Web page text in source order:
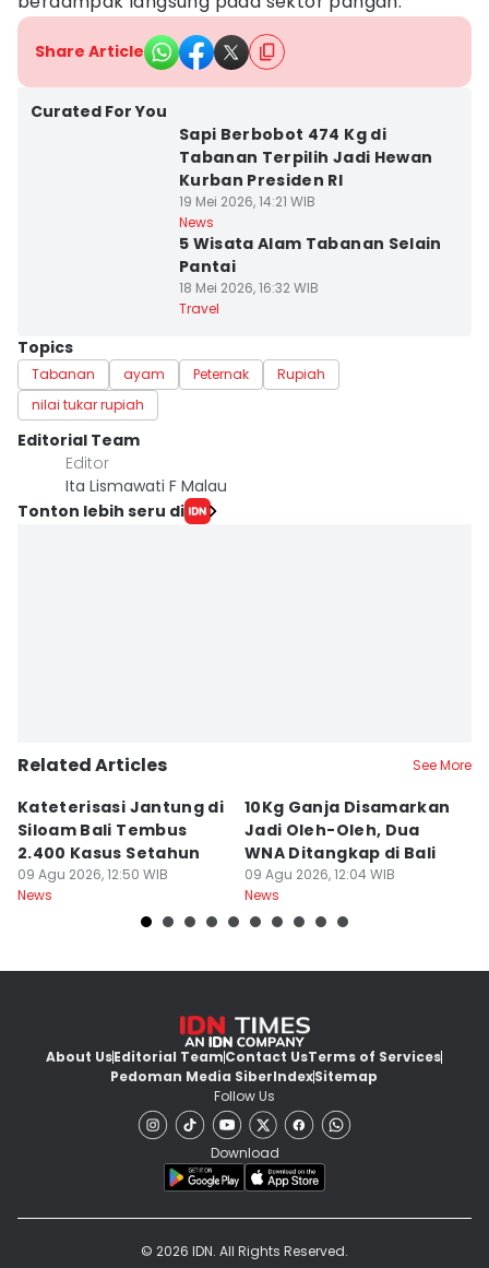
Share Article
Curated For You
Sapi Berbobot 474 Kg di
Tabanan Terpilih Jadi Hewan
Kurban Presiden RI
19 Mei 2026, 14:21 WIB
News
5 Wisata Alam Tabanan Selain
Pantai
18 Mei 2026, 16:32 WIB
Travel
Topics
Tabanan ayam Peternak
Rupiah
nilai tukar rupiah
Editorial Team
Editor
Ita Lismawati F Malau
Tonton lebih seru di
Related Articles See More
Kateterisasi Jantung di
Siloam Bali Tembus
2.400 Kasus Setahun
09 Agu 2026, 12:50 WIB
News
10Kg Ganja Disamarkan
Jadi Oleh-Oleh, Dua
WNA Ditangkap di Bali
09 Agu 2026, 12:04 WIB
News
About UsEditorial TeamContact UsTerms of Services
Pedoman Media SiberIndexSitemap
Follow Us
Download
© 2026 IDN. All Rights Reserved.